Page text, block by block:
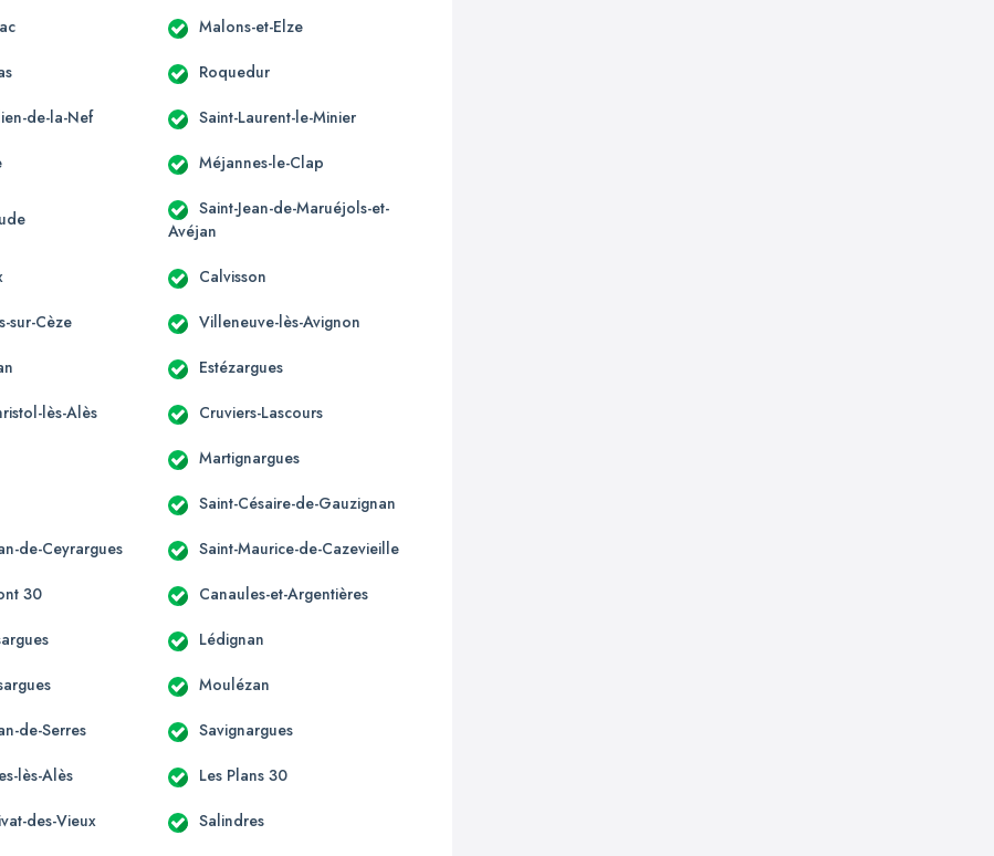
Malons-et-Elze
Roquedur
de-la-Nef Saint-Laurent-le-Minier
Méjannes-le-Clap
Saint-Jean-de-Maruéjols-et-
Avéjan
Calvisson
sur-Cèze Villeneuve-lès-Avignon
Estézargues
lès-Alès Cruviers-Lascours
Martignargues
Saint-Césaire-de-Gauzignan
de-Ceyrargues Saint-Maurice-de-Cazevieille
30 Canaules-et-Argentières
Lédignan
Moulézan
de-Serres Savignargues
lès-Alès Les Plans 30
des-Vieux Salindres